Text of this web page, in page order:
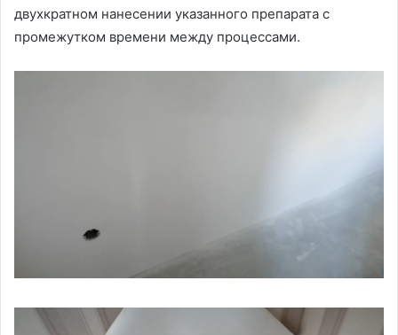
двухкратном нанесении указанного препарата с
промежутком времени между процессами.